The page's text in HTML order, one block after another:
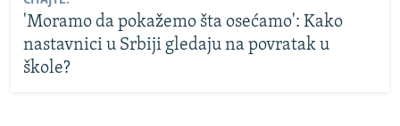
'Moramo da pokažemo šta osećamo': Kako
nastavnici u Srbiji gledaju na povratak u
škole?